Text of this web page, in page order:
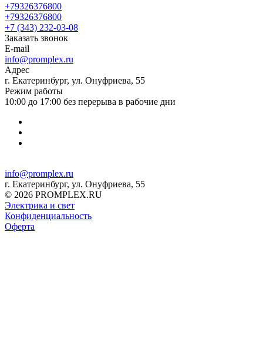
+79326376800
+79326376800
+7 (343) 232-03-08
Заказать звонок
E-mail
info@promplex.ru
Адрес
г. Екатеринбург, ул. Онуфриева, 55
Режим работы
10:00 до 17:00 без перерыва в рабочие дни
info@promplex.ru
г. Екатеринбург, ул. Онуфриева, 55
© 2026 PROMPLEX.RU
Электрика и свет
Конфиденциальность
Оферта